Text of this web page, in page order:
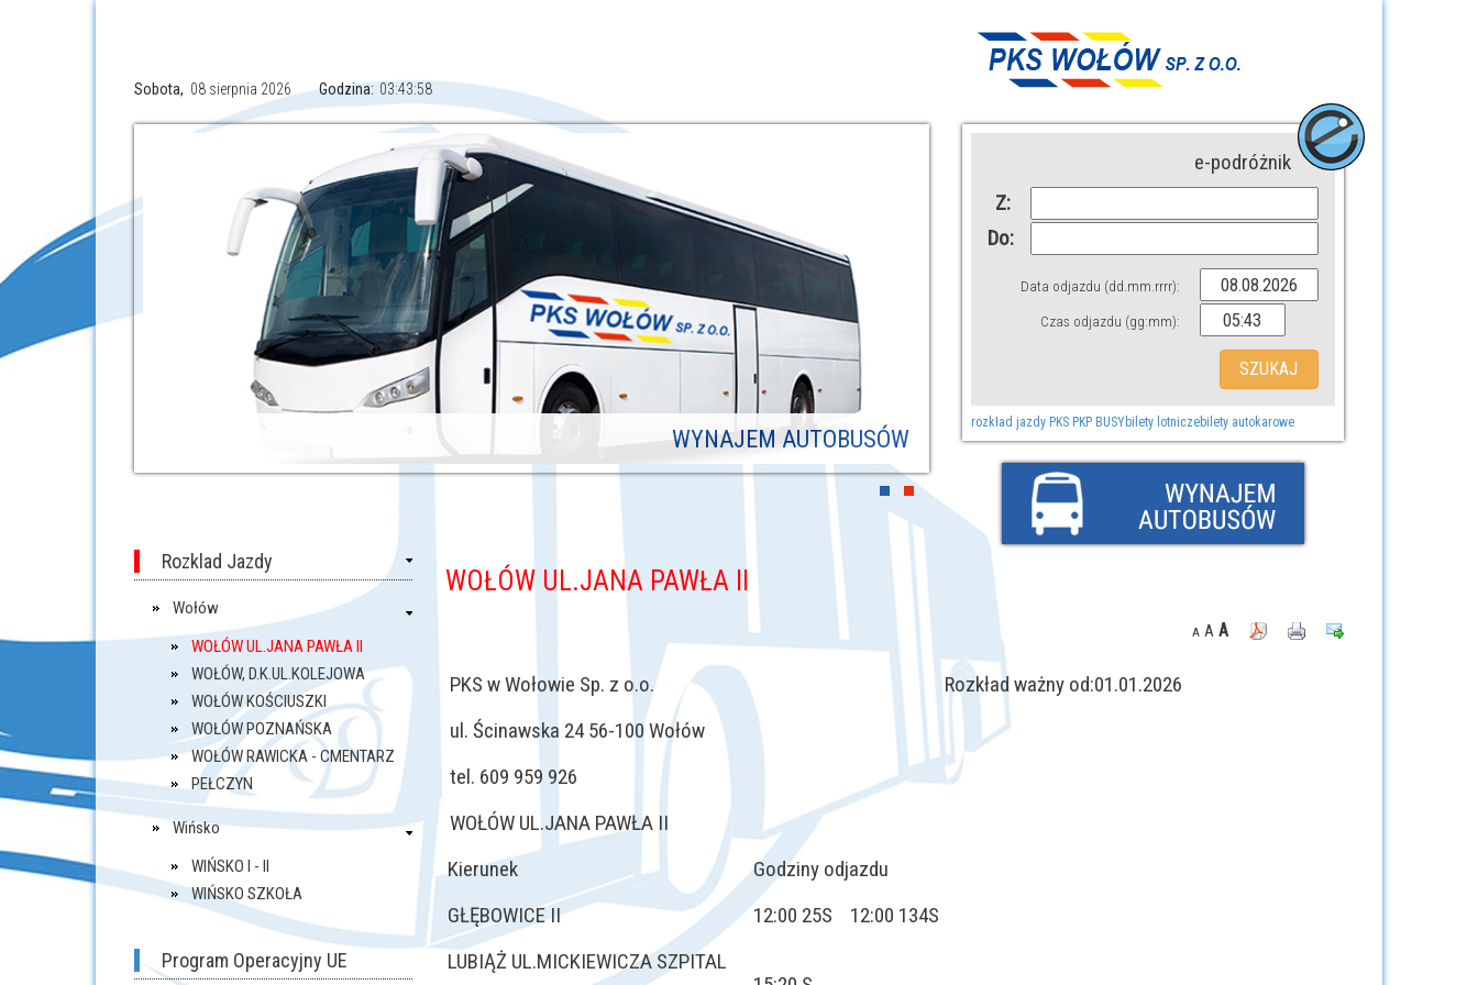
Sobota, 08 sierpnia 2026 Godzina: 03:43:59
WYNAJEM AUTOBUSÓW
e-podróżnik
Z:
Do:
Data odjazdu (dd.mm.rrrr):
Czas odjazdu (gg:mm):
rozkład jazdy PKS PKP BUSYbilety lotniczebilety autokarowe
Rozklad Jazdy
Wołów
WOŁÓW UL.JANA PAWŁA II
WOŁÓW, D.K.UL.KOLEJOWA
WOŁÓW KOŚCIUSZKI
WOŁÓW POZNAŃSKA
WOŁÓW RAWICKA - CMENTARZ
PEŁCZYN
Wińsko
WIŃSKO I - II
WIŃSKO SZKOŁA
Program Operacyjny UE
WOŁÓW UL.JANA PAWŁA II
A A A
PKS w Wołowie Sp. z o.o. Rozkład ważny od:01.01.2026
ul. Ścinawska 24 56-100 Wołów
tel. 609 959 926
WOŁÓW UL.JANA PAWŁA II
Kierunek
Godziny odjazdu
GŁĘBOWICE II
12:00 25S 12:00 134S
LUBIĄŻ UL.MICKIEWICZA SZPITAL